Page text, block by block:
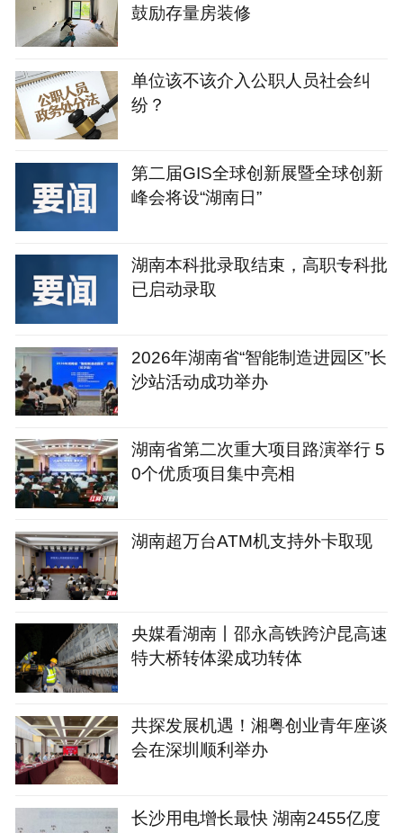
鼓励存量房装修
单位该不该介入公职人员社会纠
纷？
第二届GIS全球创新展暨全球创新
峰会将设“湖南日”
湖南本科批录取结束，高职专科批
已启动录取
2026年湖南省“智能制造进园区”长
沙站活动成功举办
湖南省第二次重大项目路演举行 5
0个优质项目集中亮相
湖南超万台ATM机支持外卡取现
央媒看湖南丨邵永高铁跨沪昆高速
特大桥转体梁成功转体
共探发展机遇！湘粤创业青年座谈
会在深圳顺利举办
长沙用电增长最快 湖南2455亿度